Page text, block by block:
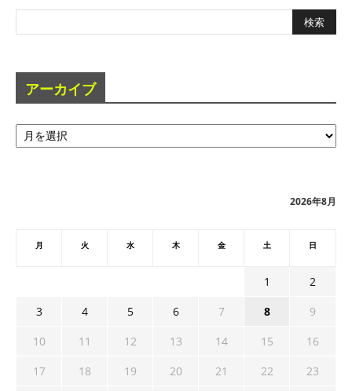
アーカイブ
ア
ー
2026年8月
月 火 水 木 金 土 日
1
2
3
4 5 6 7 8
9
10
11 12 13 14 15
16
17
18 19 20 21 22 23